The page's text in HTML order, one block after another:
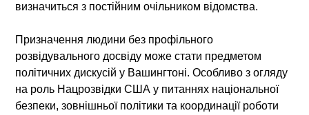
визначиться з постійним очільником відомства.
Призначення людини без профільного
розвідувального досвіду може стати предметом
політичних дискусій у Вашингтоні. Особливо з огляду
на роль Нацрозвідки США у питаннях національної
безпеки, зовнішньої політики та координації роботи